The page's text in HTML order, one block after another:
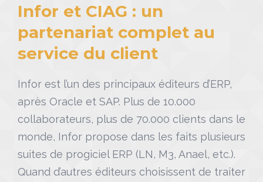
Infor et CIAG : un
partenariat complet au
service du client
Infor est l’un des principaux éditeurs d’ERP,
après Oracle et SAP. Plus de 10.000
collaborateurs, plus de 70.000 clients dans le
monde, Infor propose dans les faits plusieurs
suites de progiciel ERP (LN, M3, Anael, etc.).
Quand d’autres éditeurs choisissent de traiter